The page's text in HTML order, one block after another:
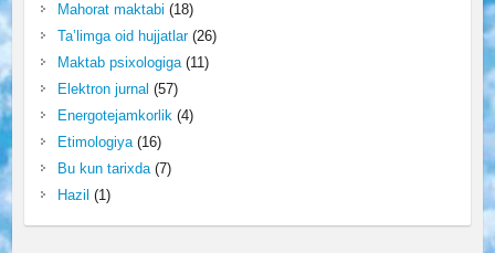
Mahorat maktabi (18)
Ta’limga oid hujjatlar(26)
Maktab psixologiga(11)
Elektron jurnal (57)
Energotejamkorlik(4)
Etimologiya(16)
Bu kun tarixda(7)
Hazil (1)